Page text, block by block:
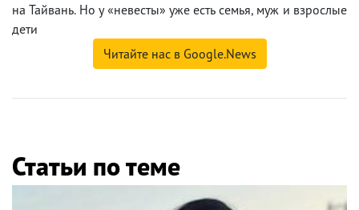
на Тайвань. Но у «невесты» уже есть семья, муж и взрослые
дети
Читайте нас в Google.News
Статьи по теме